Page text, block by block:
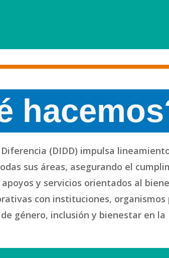
(DIDD) impulsa
sus áreas, asegurando el
y servicios orientados al
con instituciones, organismos
género, inclusión y bienestar en la